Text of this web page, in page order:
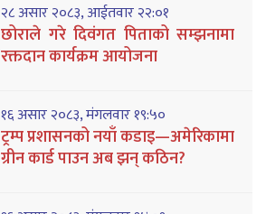
२८ असार २०८३, आईतवार २२:०१
छोराले गरे दिवंगत पिताको सम्झनामा
रक्तदान कार्यक्रम आयोजना
१६ असार २०८३, मंगलवार १९:५०
ट्रम्प प्रशासनको नयाँ कडाइ—अमेरिकामा
ग्रीन कार्ड पाउन अब झन् कठिन?